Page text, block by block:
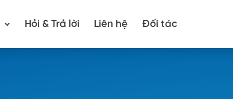
Hỏi & Trả lời Liên hệ Đối tác